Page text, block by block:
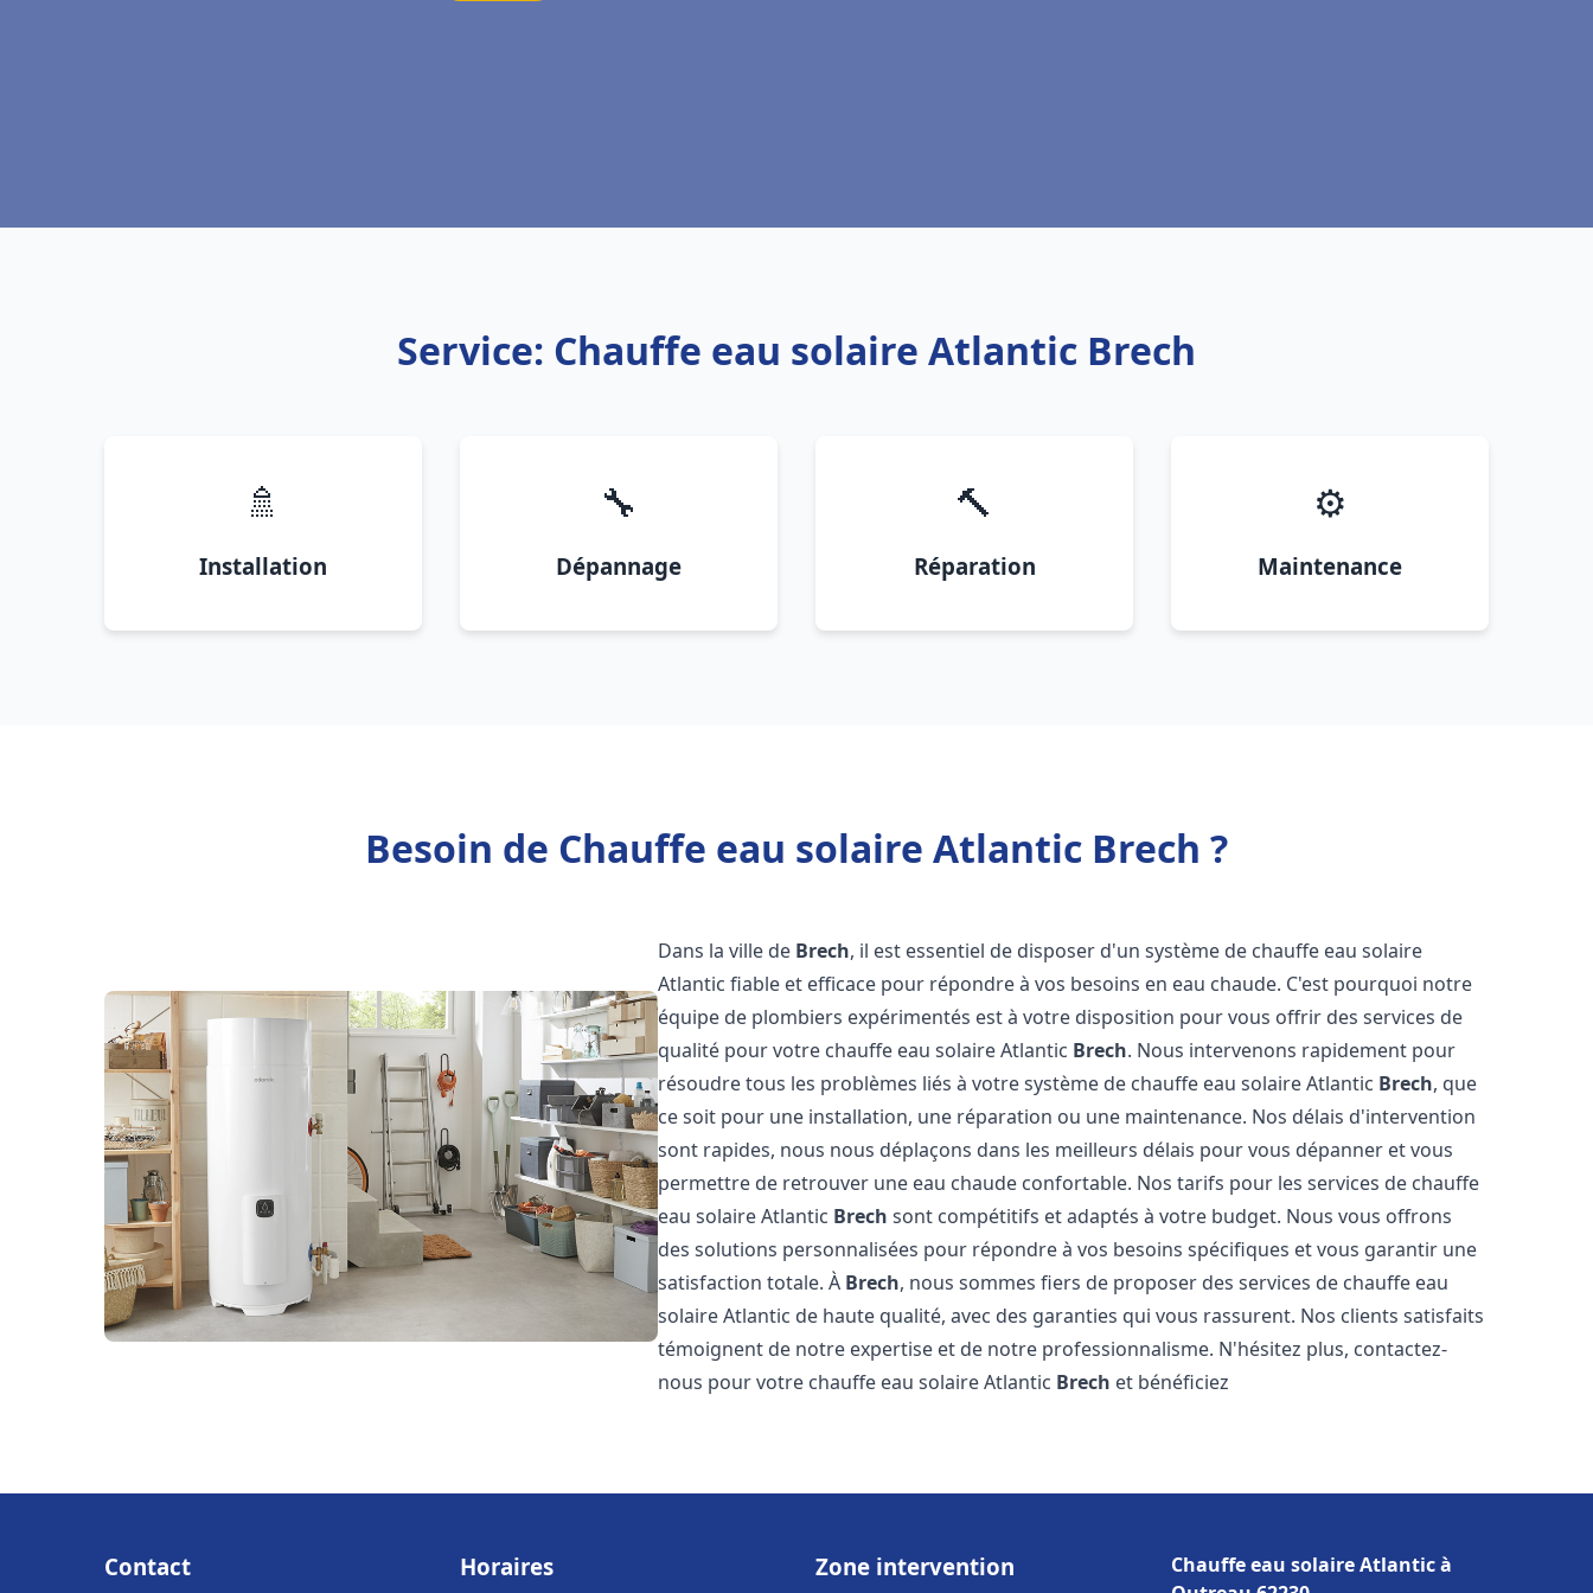
Service: Chauffe eau solaire Atlantic Brech
🚿
Installation
🔧
Dépannage
🔨
Réparation
⚙️
Maintenance
Besoin de Chauffe eau solaire Atlantic Brech ?
Dans la ville de Brech, il est essentiel de disposer d'un système de chauffe eau solaire
Atlantic fiable et efficace pour répondre à vos besoins en eau chaude. C'est pourquoi notre
équipe de plombiers expérimentés est à votre disposition pour vous offrir des services de
qualité pour votre chauffe eau solaire Atlantic Brech. Nous intervenons rapidement pour
résoudre tous les problèmes liés à votre système de chauffe eau solaire Atlantic Brech, que
ce soit pour une installation, une réparation ou une maintenance. Nos délais d'intervention
sont rapides, nous nous déplaçons dans les meilleurs délais pour vous dépanner et vous
permettre de retrouver une eau chaude confortable. Nos tarifs pour les services de chauffe
eau solaire Atlantic Brech sont compétitifs et adaptés à votre budget. Nous vous offrons
des solutions personnalisées pour répondre à vos besoins spécifiques et vous garantir une
satisfaction totale. À Brech, nous sommes fiers de proposer des services de chauffe eau
solaire Atlantic de haute qualité, avec des garanties qui vous rassurent. Nos clients satisfaits
témoignent de notre expertise et de notre professionnalisme. N'hésitez plus, contactez-
nous pour votre chauffe eau solaire Atlantic Brech et bénéficiez
Contact Horaires Zone intervention
Chauffe eau solaire Atlantic à